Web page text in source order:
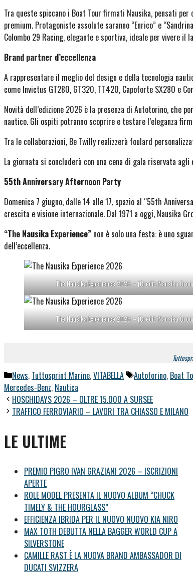
Tra queste spiccano i Boat Tour firmati Nausika, pensati
premium. Protagoniste assolute saranno “Enrico” e
Colombo 29 Racing, elegante e sportiva, ideale per vivere il
Brand partner d’eccellenza
A rappresentare il meglio del design e della tecnologia
come Invictus GT280, GT320, TT420, Capoforte SX280 e
Novità dell’edizione 2026 è la presenza di Autotorino, che
nautico. Gli ospiti potranno scoprire e testare l’eleganza
Tra le collaborazioni, Be Twilly realizzerà foulard
La giornata si concluderà con una cena di gala riservata
55th Anniversary Afternoon Party
Domenica 7 giugno, dalle 14 alle 17, spazio al “55th
crescita e visione internazionale. Dal 1971 a oggi, Nausika
“The Nausika Experience” non è solo una festa: è uno
dell’eccellenza.
The Nausika Experience 2026 – (Credit: Nausika
The Nausika Experience 2026 – (Credit: Nausika
Categorie
News, Tuttosprint Marine,VITABELLA Tag
Autotorino, Boat
Mercedes-Benz, Nautica
HOSCHIDAYS 2026 – OLTRE 15.000 A SURSEE
TRAFFICO FERROVIARIO – LAVORI TRA CHIASSO E MILANO
LE ULTIME
PREMIO PIGRO IVAN GRAZIANI 2026 – ISCRIZIONI
APERTE
ROLE MODEL PRESENTA IL NUOVO ALBUM “CHUCK
TIMELY & THE HOURGLASS”
EFFICIENZA IBRIDA PER IL NUOVO NUOVO KIA NIRO
MAX TOTH DEBUTTA NELLA BAGGER WORLD CUP A
SILVERSTONE
CAMILLE RAST È LA NUOVA BRAND AMBASSADOR DI
DUCATI SVIZZERA